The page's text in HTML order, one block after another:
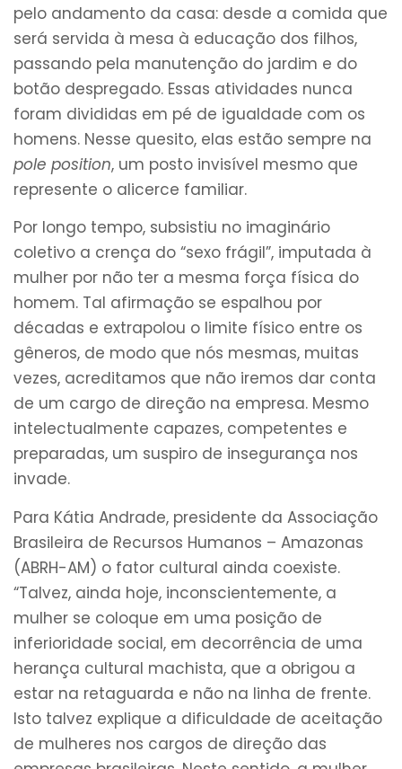
pelo andamento da casa: desde a comida que
será servida à mesa à educação dos filhos,
passando pela manutenção do jardim e do
botão despregado. Essas atividades nunca
foram divididas em pé de igualdade com os
homens. Nesse quesito, elas estão sempre na
pole position, um posto invisível mesmo que
represente o alicerce familiar.
Por longo tempo, subsistiu no imaginário
coletivo a crença do “sexo frágil”, imputada à
mulher por não ter a mesma força física do
homem. Tal afirmação se espalhou por
décadas e extrapolou o limite físico entre os
gêneros, de modo que nós mesmas, muitas
vezes, acreditamos que não iremos dar conta
de um cargo de direção na empresa. Mesmo
intelectualmente capazes, competentes e
preparadas, um suspiro de insegurança nos
invade.
Para Kátia Andrade, presidente da Associação
Brasileira de Recursos Humanos – Amazonas
(ABRH-AM) o fator cultural ainda coexiste.
“Talvez, ainda hoje, inconscientemente, a
mulher se coloque em uma posição de
inferioridade social, em decorrência de uma
herança cultural machista, que a obrigou a
estar na retaguarda e não na linha de frente.
Isto talvez explique a dificuldade de aceitação
de mulheres nos cargos de direção das